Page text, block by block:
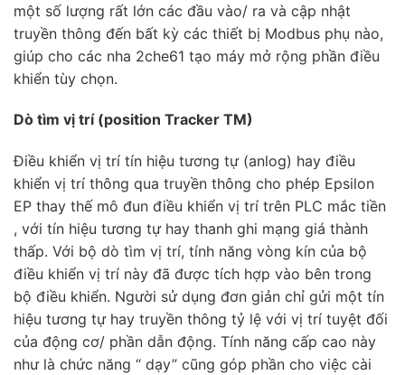
một số lượng rất lớn các đầu vào/ ra và cập nhật
truyền thông đến bất kỳ các thiết bị Modbus phụ nào,
giúp cho các nha 2che61 tạo máy mở rộng phần điều
khiển tùy chọn.
Dò tìm vị trí (position Tracker TM)
Điều khiển vị trí tín hiệu tương tự (anlog) hay điều
khiển vị trí thông qua truyền thông cho phép Epsilon
EP thay thế mô đun điều khiển vị trí trên PLC mắc tiền
, với tín hiệu tương tự hay thanh ghi mạng giá thành
thấp. Với bộ dò tìm vị trí, tính năng vòng kín của bộ
điều khiển vị trí này đã được tích hợp vào bên trong
bộ điều khiển. Người sử dụng đơn giản chỉ gửi một tín
hiệu tương tự hay truyền thông tỷ lệ với vị trí tuyệt đối
của động cơ/ phần dẫn động. Tính năng cấp cao này
như là chức năng “ dạy” cũng góp phần cho việc cài